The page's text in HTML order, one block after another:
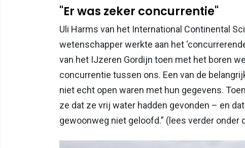
"Er was zeker concurrentie"
Uli Harms van het International Continental
wetenschapper werkte aan het
van het IJzeren Gordijn toen met het boren
concurrentie tussen ons. Een van de
niet echt open waren met hun gegevens.
ze dat ze vrij water hadden gevonden – en
gewoonweg niet geloofd.” (lees verder onder